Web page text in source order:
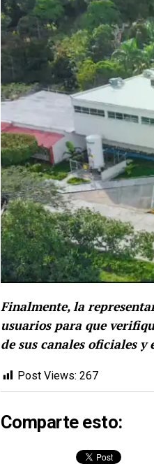
Finalmente, la
usuarios para que
de sus canales oficiales
Post Views: 267
Comparte esto: